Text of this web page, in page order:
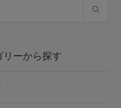
リーから探す